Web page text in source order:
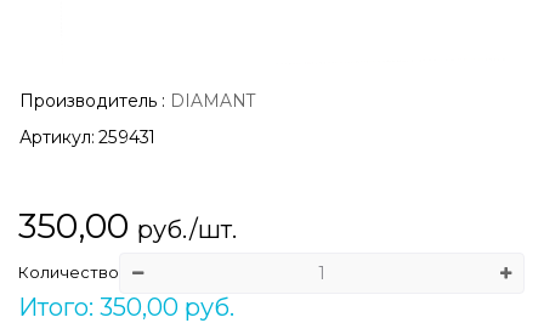
Производитель : DIAMANT
Артикул: 259431
350,00 руб./шт.
Количество
Итого: 350,00 руб.